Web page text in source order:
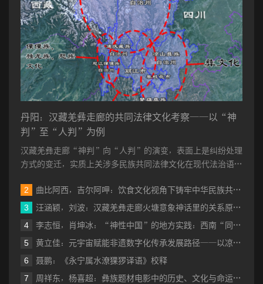
了亲。有一天。三兄弟出门去, 三姐妹的爹拿出长生不死药来晒, 不
料被太阳、月亮看见了, 各偷走了半包包药。三兄弟将长梯搭上天,
决心要回不死药。虎和狗先一步跳上去了。三兄弟刚要跟着登, 无奈,
梯子脚被蚂蚁啃断, 梯子倒了下去。虎和狗天天咬太阳和月亮, 但太
阳和月亮吃了不死药, 咬掉一块长一块, 永远挂在天上。而地上的人
和动物从此断了不死药, 不能再起死回生了”。⑤
上述神话故事, 都坚信人类本来是长生不死的, 后来人之所以会
身来寻求死亡的原因, 而是从死者之外, 从他人、从神、上帝或天使
家列维·布留尔曾经指出:“对原始人的思维来说, 要想象‘自然死亡’实
际是不可能的。须知这是一个和其他观念毫无共同之处的独特的观
念。”⑥神话中表现出原始初民对死亡的那种恐惧与陌生, 对死亡的
顽强否定, 证实了列维·布留尔的判断无疑是正确的。正因为如此, 无
论在彝族或其他民族的原始初民那里, 人的死亡只具有偶然的性质,
而不具有必然的或不可避免的性质, 也就不足为奇了。
丹阳：汉藏羌彝走廊的共同法律文化考察——以“神
判”至“人判”为例
汉藏羌彝走廊“神判”向“人判”的演变，表面上是纠纷处理
方式的变迁，实质上关涉多民族共同法律文化在现代法治语境
曲比阿西，吉尔阿呷：饮食文化视角下铸牢中华民族共同体意识的实践探究——以成都市彝族餐饮为例
汪涵颖，刘波：汉藏羌彝走廊火塘意象神话里的关系原型与族际交往
李志恒，肖坤冰：“神性中国”的地方实践：西南“同源共祖”神话与地方社会的互构机制研究
黄立佳：元宇宙赋能非遗数字化传承发展路径——以凉山彝族自治州为例
聂鹏：《永宁属水潦猓猡译语》校释
周祥东，杨喜超：彝族题材电影中的历史、文化与命运共同体书写